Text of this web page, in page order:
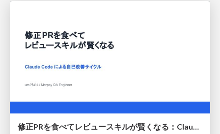
修正PRを食べてレビュースキルが賢くなる：Claude Codeによる自己改善サイクル